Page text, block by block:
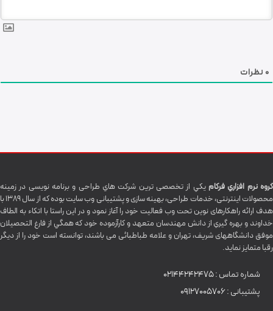
0 نظرات
گروه نرم افزاري فرکام يکي از تخصصی ترين شرکت هاي طراحی و برنامه نویسی در زمینه
محصولات اینترنتی، خدمات طراحی، بهینه سازی و پشتیبانی وب سایت بوده که از سال 1389 با
هدف ارائه راهکارهای نوین تحت وب فعالیت خود را آغاز نمود و در این راستا با اتکاء به الطاف
خداوند و بهره گيري از دانش مهندسان متعهد و کارآزموده خود که همگي از فارغ التحصیلان
موفق دانشگاههای شريف، تهران و علامه طباطبائی می باشند، توانسته است خود را از دیگر
رقبا متمایز نماید.
شماره تماس :02144242475
پشتیبانی :09127005706